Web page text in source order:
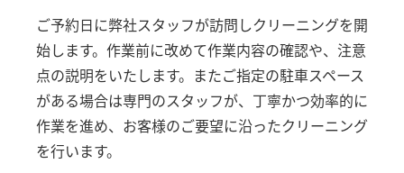
ご予約日に弊社スタッフが訪問しクリーニングを開
始します。作業前に改めて作業内容の確認や、注意
点の説明をいたします。またご指定の駐車スペース
がある場合は専門のスタッフが、丁寧かつ効率的に
作業を進め、お客様のご要望に沿ったクリーニング
を行います。